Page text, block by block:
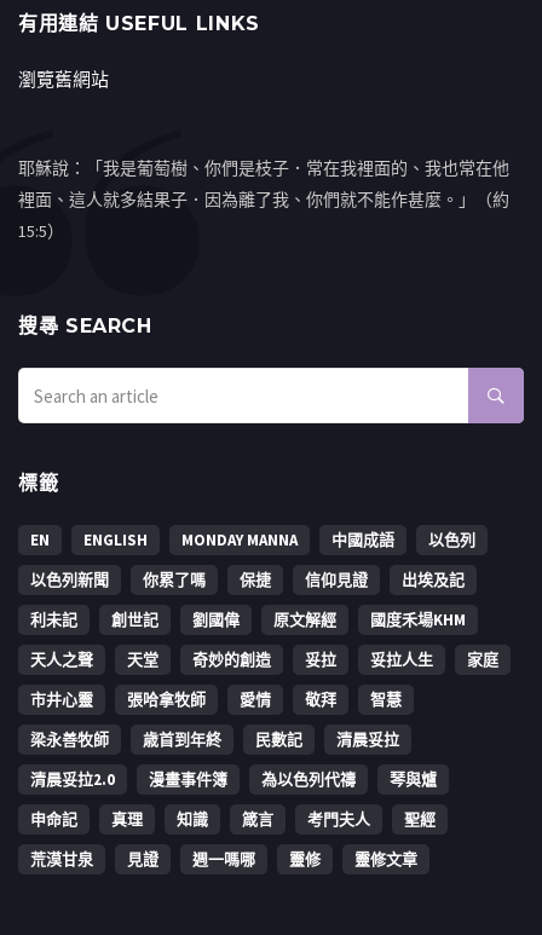
有用連結 USEFUL LINKS
瀏覽舊網站
耶穌說：「我是葡萄樹、你們是枝子．常在我裡面的、我也常在他
裡面、這人就多結果子．因為離了我、你們就不能作甚麼。」（約
15:5）
搜㝷 SEARCH
標籤
EN ENGLISH MONDAY MANNA 中國成語
以色列
以色列新聞
你累了嗎 保捷 信仰見證
出埃及記
利未記
創世記 劉國偉 原文解經
國度禾場KHM
天人之聲
天堂 奇妙的創造 妥拉 妥拉人生
家庭
市井心靈
張哈拿牧師 愛情 敬拜
智慧
梁永善牧師
歳首到年終 民數記
清晨妥拉
清晨妥拉2.0
漫畫事件簿 為以色列代禱
琴與爐
申命記
真理 知識 箴言 考門夫人
聖經
荒漠甘泉
見證 週一嗎哪 靈修 靈修文章